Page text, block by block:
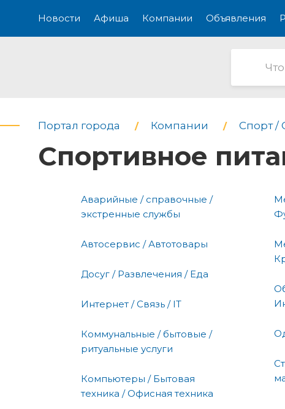
Новости Афиша Компании Объявления
Портал города Компании Спорт /
Спортивное
Аварийные / справочные /
экстренные службы
Автосервис / Автотовары
Досуг / Развлечения / Еда
Интернет / Связь / IT
Коммунальные / бытовые /
ритуальные услуги
Компьютеры / Бытовая
техника / Офисная техника